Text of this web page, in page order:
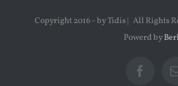
Copyright 2016 - by Tidis | All Rights
Powerd by